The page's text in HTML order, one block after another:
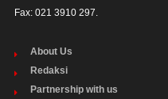
Fax: 021 3910 297.
About Us
Redaksi
Partnership with us